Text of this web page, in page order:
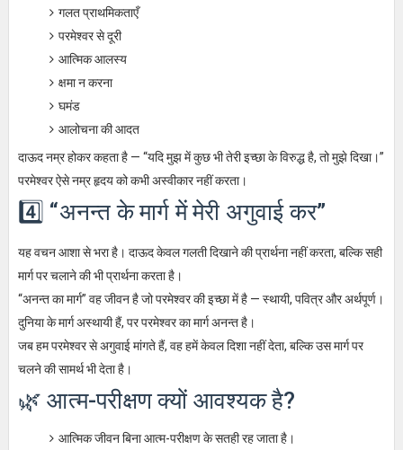
गलत प्राथमिकताएँ
परमेश्वर से दूरी
आत्मिक आलस्य
क्षमा न करना
घमंड
आलोचना की आदत
दाऊद नम्र होकर कहता है — “यदि मुझ में कुछ भी तेरी इच्छा के विरुद्ध है, तो मुझे दिखा।”
परमेश्वर ऐसे नम्र हृदय को कभी अस्वीकार नहीं करता।
4️⃣ “अनन्त के मार्ग में मेरी अगुवाई कर”
यह वचन आशा से भरा है। दाऊद केवल गलती दिखाने की प्रार्थना नहीं करता, बल्कि सही
मार्ग पर चलाने की भी प्रार्थना करता है।
“अनन्त का मार्ग” वह जीवन है जो परमेश्वर की इच्छा में है — स्थायी, पवित्र और अर्थपूर्ण।
दुनिया के मार्ग अस्थायी हैं, पर परमेश्वर का मार्ग अनन्त है।
जब हम परमेश्वर से अगुवाई मांगते हैं, वह हमें केवल दिशा नहीं देता, बल्कि उस मार्ग पर
चलने की सामर्थ भी देता है।
🌿 आत्म-परीक्षण क्यों आवश्यक है?
आत्मिक जीवन बिना आत्म-परीक्षण के सतही रह जाता है।